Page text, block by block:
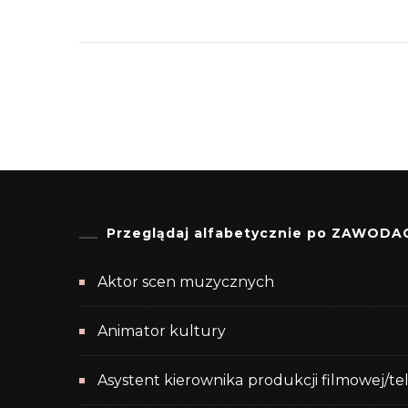
Przeglądaj alfabetycznie po
Aktor scen muzycznych
Animator kultury
Asystent kierownika produkcji filmowej/